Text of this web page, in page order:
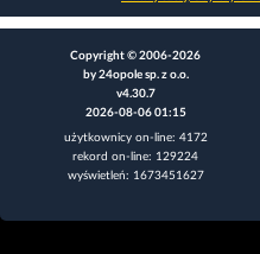
Copyright © 2006-2026
by 24opole sp. z o.o.
v4.30.7
2026-08-06 01:15
użytkownicy on-line: 4172
rekord on-line: 129224
wyświetleń: 1673451627